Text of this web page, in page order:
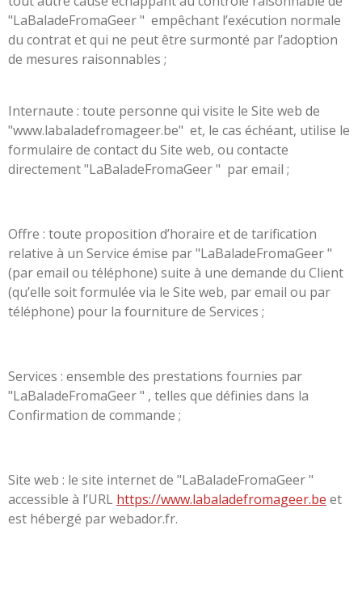
"LaBaladeFromaGeer " empêchant l’exécution normale
du contrat et qui ne peut être surmonté par l’adoption
de mesures raisonnables ;
Internaute : toute personne qui visite le Site web de
"www.labaladefromageer.be" et, le cas échéant, utilise le
formulaire de contact du Site web, ou contacte
directement "LaBaladeFromaGeer " par email ;
Offre : toute proposition d’horaire et de tarification
relative à un Service émise par "LaBaladeFromaGeer "
(par email ou téléphone) suite à une demande du Client
(qu’elle soit formulée via le Site web, par email ou par
téléphone) pour la fourniture de Services ;
Services : ensemble des prestations fournies par
"LaBaladeFromaGeer " , telles que définies dans la
Confirmation de commande ;
Site web : le site internet de "LaBaladeFromaGeer "
accessible à l’URL https://www.labaladefromageer.be et
est hébergé par webador.fr.